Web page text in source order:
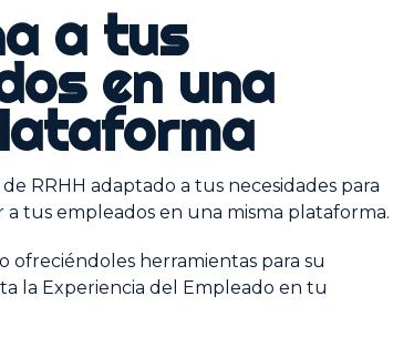
a tus
en una
RRHH adaptado a tus necesidades para
tus empleados en una misma plataforma.
ofreciéndoles herramientas para su
la Experiencia del Empleado en tu